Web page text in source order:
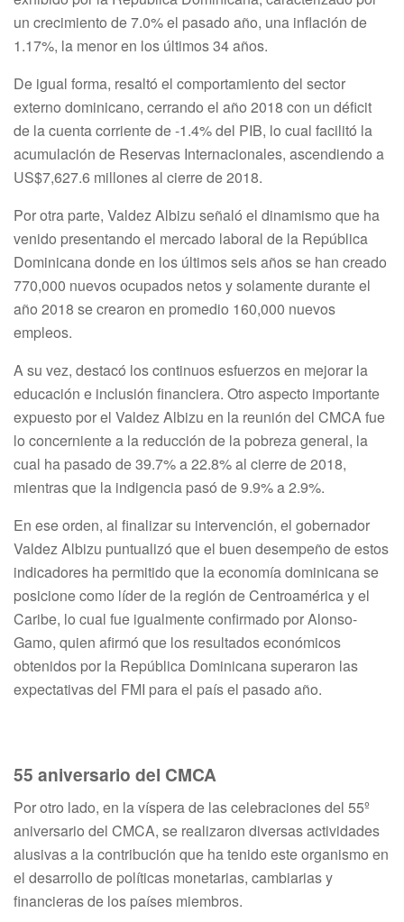
un crecimiento de 7.0% el pasado año, una inflación de
1.17%, la menor en los últimos 34 años.
De igual forma, resaltó el comportamiento del sector
externo dominicano, cerrando el año 2018 con un déficit
de la cuenta corriente de -1.4% del PIB, lo cual facilitó la
acumulación de Reservas Internacionales, ascendiendo a
US$7,627.6 millones al cierre de 2018.
Por otra parte, Valdez Albizu señaló el dinamismo que ha
venido presentando el mercado laboral de la República
Dominicana donde en los últimos seis años se han creado
770,000 nuevos ocupados netos y solamente durante el
año 2018 se crearon en promedio 160,000 nuevos
empleos.
A su vez, destacó los continuos esfuerzos en mejorar la
educación e inclusión financiera. Otro aspecto importante
expuesto por el Valdez Albizu en la reunión del CMCA fue
lo concerniente a la reducción de la pobreza general, la
cual ha pasado de 39.7% a 22.8% al cierre de 2018,
mientras que la indigencia pasó de 9.9% a 2.9%.
En ese orden, al finalizar su intervención, el gobernador
Valdez Albizu puntualizó que el buen desempeño de estos
indicadores ha permitido que la economía dominicana se
posicione como líder de la región de Centroamérica y el
Caribe, lo cual fue igualmente confirmado por Alonso-
Gamo, quien afirmó que los resultados económicos
obtenidos por la República Dominicana superaron las
expectativas del FMI para el país el pasado año.
55 aniversario del CMCA
Por otro lado, en la víspera de las celebraciones del 55º
aniversario del CMCA, se realizaron diversas actividades
alusivas a la contribución que ha tenido este organismo en
el desarrollo de políticas monetarias, cambiarias y
financieras de los países miembros.